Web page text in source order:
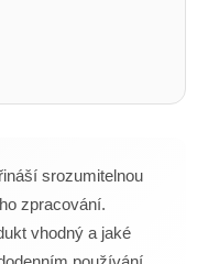
srozumitelnou
zpracování.
vhodný a jaké